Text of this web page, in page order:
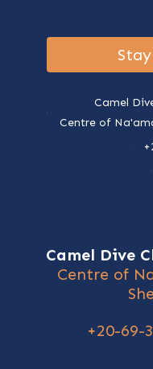
Camel
Centre of
Camel Dive
Centre of
+20-69-